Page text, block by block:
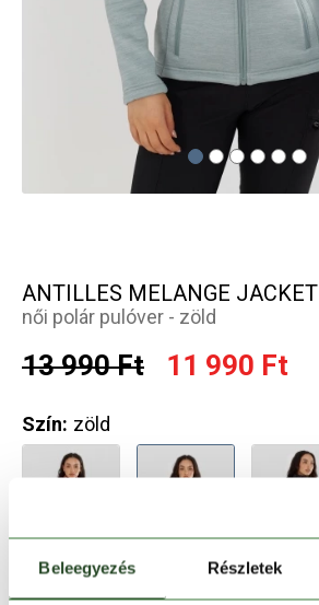
Beleegyezés Részletek
ANTILLES MELANGE JACKET
női polár pulóver - zöld
13 990 Ft 11 990 Ft
Szín: zöld